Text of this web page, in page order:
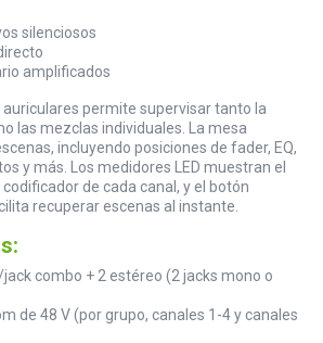
silenciosos
amplificados
auriculares permite supervisar tanto la
las mezclas individuales. La mesa
incluyendo posiciones de fader, EQ,
y más. Los medidores LED muestran el
de cada canal, y el botón
recuperar escenas al instante.
combo + 2 estéreo (2 jacks mono o
de 48 V (por grupo, canales 1-4 y canales